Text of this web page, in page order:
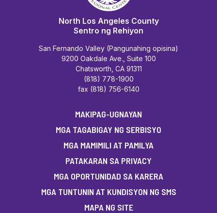
North Los Angeles County
Sentro ng Rehiyon
San Fernando Valley (Pangunahing opisina)
9200 Oakdale Ave., Suite 100
Chatsworth, CA 91311
(818) 778-1900
fax (818) 756-6140
MAKIPAG-UGNAYAN
MGA TAGABIGAY NG SERBISYO
MGA MAMIMILI AT PAMILYA
PATAKARAN SA PRIVACY
MGA OPORTUNIDAD SA KARERA
MGA TUNTUNIN AT KUNDISYON NG SMS
MAPA NG SITE